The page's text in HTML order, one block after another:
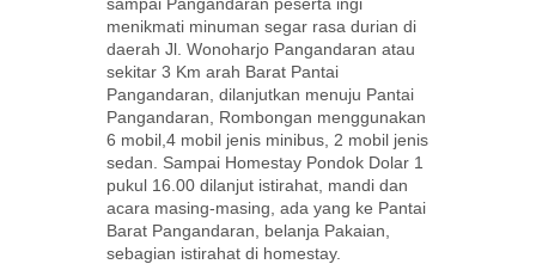
menikmati minuman segar rasa durian di
daerah Jl. Wonoharjo Pangandaran atau
sekitar 3 Km arah Barat Pantai
Pangandaran, dilanjutkan menuju Pantai
Pangandaran, Rombongan menggunakan
6 mobil,4 mobil jenis minibus, 2 mobil jenis
sedan. Sampai Homestay Pondok Dolar 1
pukul 16.00 dilanjut istirahat, mandi dan
acara masing-masing, ada yang ke Pantai
Barat Pangandaran, belanja Pakaian,
sebagian istirahat di homestay.